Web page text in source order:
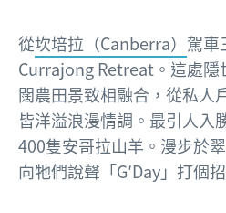
從坎培拉（Canberra） 駕車
Currajong Retreat。這處隱
闊農田景致相融合，從私人
皆洋溢浪漫情調。最引人入
400隻安哥拉山羊。漫步於
向牠們說聲「G′Day」打個